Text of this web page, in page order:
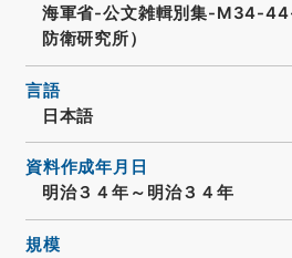
海軍省-公文雑輯別集-M34-
防衛研究所）
言語
日本語
資料作成年月日
明治３４年～明治３４年
規模